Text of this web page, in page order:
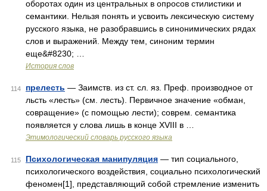
оборотах один из центральных в опросов стилистики и
семантики. Нельзя понять и усвоить лексическую систему
русского языка, не разобравшись в синонимических рядах
слов и выражений. Между тем, синоним термин
еще&#8230; …
История слов
114 прелесть — Заимств. из ст. сл. яз. Преф. производное от
льсть «лесть» (см. лесть). Первичное значение «обман,
совращение» (с помощью лести); соврем. семантика
появляется у слова лишь в конце XVIII в …
Этимологический словарь русского языка
115 Психологическая манипуляция — тип социального,
психологического воздействия, социально психологический
феномен[1], представляющий собой стремление изменить